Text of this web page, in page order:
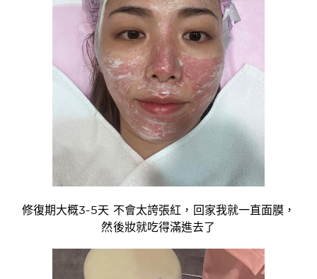
修復期大概3-5天 不會太誇張紅，回家我就一直面膜，
然後妝就吃得滿進去了